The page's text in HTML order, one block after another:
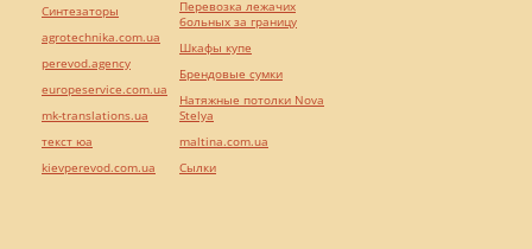
Синтезаторы
agrotechnika.com.ua
perevod.agency
europeservice.com.ua
mk-translations.ua
текст юа
kievperevod.com.ua
Перевозка лежачих
больных за границу
Шкафы купе
Брендовые сумки
Натяжные потолки Nova
Stelya
maltina.com.ua
Cылки